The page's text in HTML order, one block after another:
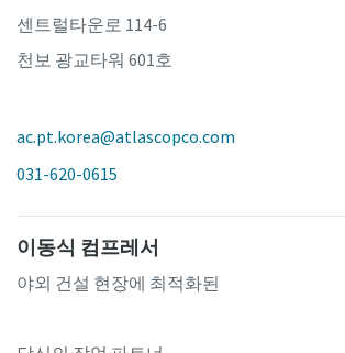
센트럴타운로 114-6
천보 광교타워 601호
ac.pt.korea@atlascopco.com
031-620-0615
이동식 컴프레서
야외 건설 현장에 최적화된